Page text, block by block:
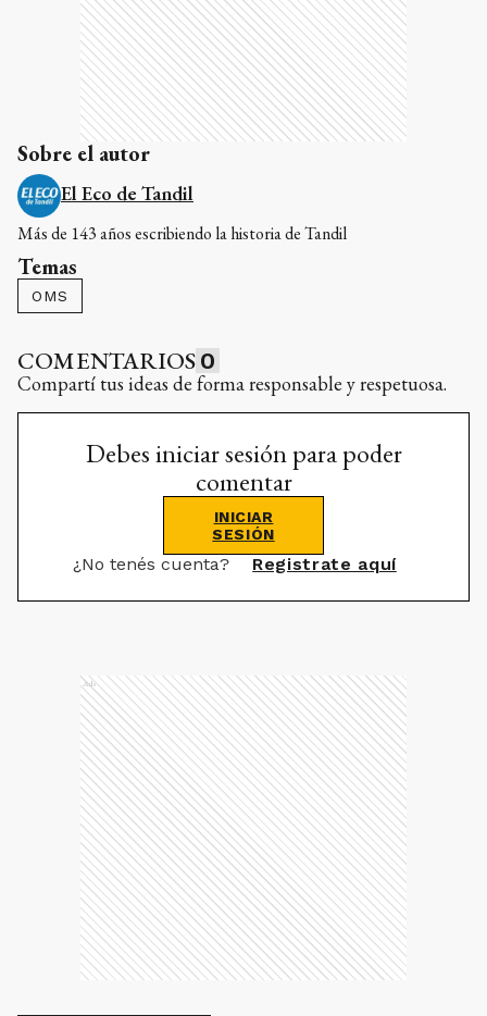
Sobre el autor
El Eco de Tandil
Más de 143 años escribiendo la historia de Tandil
Temas
OMS
COMENTARIOS 0
Compartí tus ideas de forma responsable y respetuosa.
Debes iniciar sesión para poder
comentar
INICIAR
SESIÓN
¿No tenés cuenta? Registrate aquí
Ads